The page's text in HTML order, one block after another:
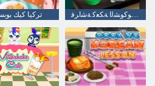
تركيا كيك ﺎﻤﻳﺇ ﻊﻣ ﺦﺒﻄﻟﺍ :ﺔﺗﻻ ﻮﻛﻮﺸﻟﺍ ﺔﻜﻌﻛ ﺔﺷﺍﺮﻓ